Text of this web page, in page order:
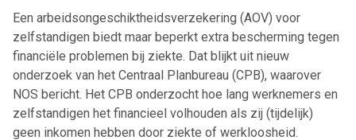
Een arbeidsongeschiktheidsverzekering (AOV) voor
zelfstandigen biedt maar beperkt extra bescherming tegen
financiële problemen bij ziekte. Dat blijkt uit nieuw
onderzoek van het Centraal Planbureau (CPB), waarover
NOS bericht. Het CPB onderzocht hoe lang werknemers en
zelfstandigen het financieel volhouden als zij (tijdelijk)
geen inkomen hebben door ziekte of werkloosheid.